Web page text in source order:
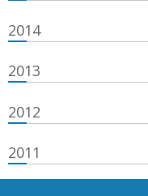
2014
2013
2012
2011